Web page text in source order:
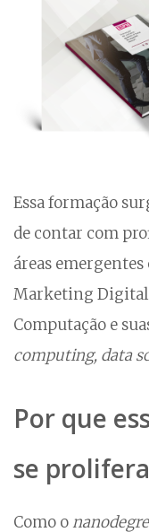
Essa formação
de contar com
áreas
Marketing Digital
Computação e
computing, data
Por que
se
Como o